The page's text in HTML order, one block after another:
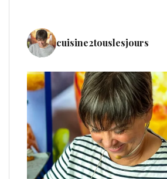
cuisine2touslesjours